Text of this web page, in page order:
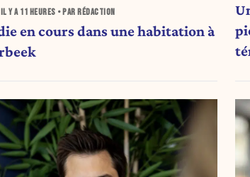
IL Y A11 HEURES • PAR RÉDACTION
en cours dans une habitation à